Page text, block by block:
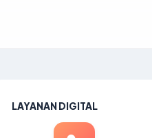
LAYANAN DIGITAL